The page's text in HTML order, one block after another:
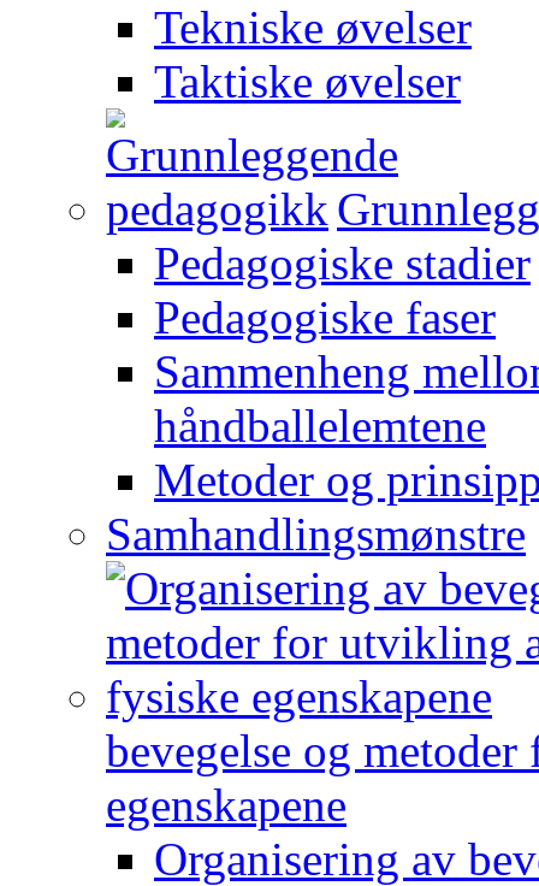
Tekniske øvelser
Taktiske øvelser
Pedagogiske stadier
Pedagogiske faser
Sammenheng
håndballelemtene
Metoder og
Samhandlingsmønstre
bevegelse og
egenskapene
Organisering av